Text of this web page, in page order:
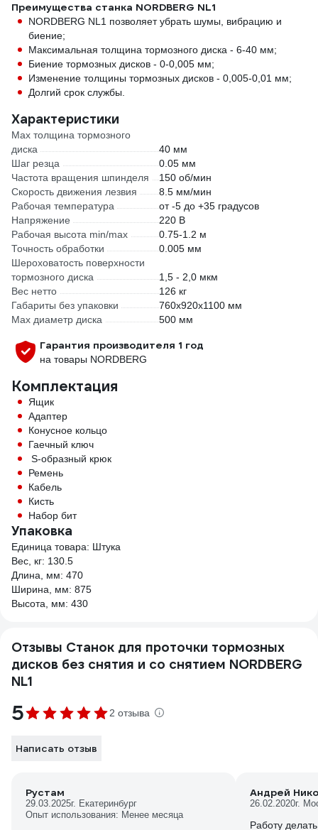
Преимущества станка NORDBERG NL1
NORDBERG NL1 позволяет убрать шумы, вибрацию и
биение;
Максимальная толщина тормозного диска - 6-40 мм;
Биение тормозных дисков - 0-0,005 мм;
Изменение толщины тормозных дисков - 0,005-0,01 мм;
Долгий срок службы.
Характеристики
Max толщина тормозного
диска
40 мм
Шаг резца
0.05 мм
Частота вращения шпинделя
150 об/мин
Скорость движения лезвия
8.5 мм/мин
Рабочая температура
от -5 до +35 градусов
Напряжение
220 В
Рабочая высота min/max
0.75-1.2 м
Точность обработки
0.005 мм
Шероховатость поверхности
тормозного диска
1,5 - 2,0 мкм
Вес нетто
126 кг
Габариты без упаковки
760х920х1100 мм
Max диаметр диска
500 мм
Гарантия производителя 1 год
на товары NORDBERG
Комплектация
Ящик
Адаптер
Конусное кольцо
Гаечный ключ
S-образный крюк
Ремень
Кабель
Кисть
Набор бит
Упаковка
Единица товара: Штука
Вес, кг: 130.5
Длина, мм: 470
Ширина, мм: 875
Высота, мм: 430
Отзывы Станок для проточки тормозных
дисков без снятия и со снятием NORDBERG
NL1
5 2 отзыва
Написать отзыв
Рустам
29.03.2025г. Екатеринбург
Опыт использования: Менее месяца
Андрей
26.02.2020г.
Работу